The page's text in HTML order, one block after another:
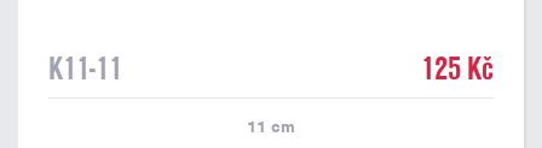
K11-11 125 Kč
11 cm